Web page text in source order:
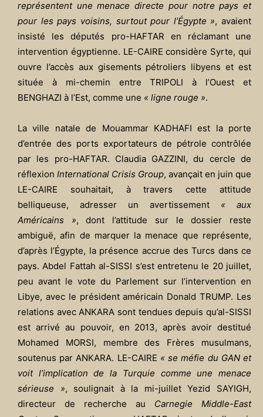
représentent une menace directe pour notre pays et
pour les pays voisins, surtout pour l’Égypte », avaient
insisté les députés pro-HAFTAR en réclamant une
intervention égyptienne. LE-CAIRE considère Syrte, qui
ouvre l’accès aux gisements pétroliers libyens et est
située à mi-chemin entre TRIPOLI à l’Ouest et
BENGHAZI à l’Est, comme une « ligne rouge ».
La ville natale de Mouammar KADHAFI est la porte
d’entrée des ports exportateurs de pétrole contrôlée
par les pro-HAFTAR. Claudia GAZZINI, du cercle de
réflexion International Crisis Group, avançait en juin que
LE-CAIRE souhaitait, à travers cette attitude
belliqueuse, adresser un avertissement « aux
Américains », dont l’attitude sur le dossier reste
ambiguë, afin de marquer la menace que représente,
d’après l’Égypte, la présence accrue des Turcs dans ce
pays. Abdel Fattah al-SISSI s’est entretenu le 20 juillet,
peu avant le vote du Parlement sur l’intervention en
Libye, avec le président américain Donald TRUMP. Les
relations avec ANKARA sont tendues depuis qu’al-SISSI
est arrivé au pouvoir, en 2013, après avoir destitué
Mohamed MORSI, membre des Frères musulmans,
soutenus par ANKARA. LE-CAIRE « se méfie du GAN et
voit l’implication de la Turquie comme une menace
sérieuse », soulignait à la mi-juillet Yezid SAYIGH,
directeur de recherche au Carnegie Middle-East